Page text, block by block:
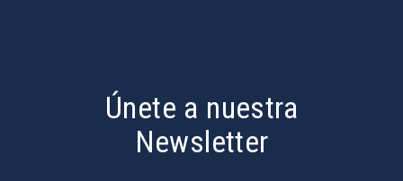
Únete a nuestra
Newsletter